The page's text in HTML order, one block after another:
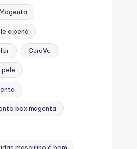
a pena
CeraVe
pele
box magenta
masculino é bom